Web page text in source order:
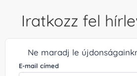
Iratkozz fel
Ne maradj le
E-mail címed